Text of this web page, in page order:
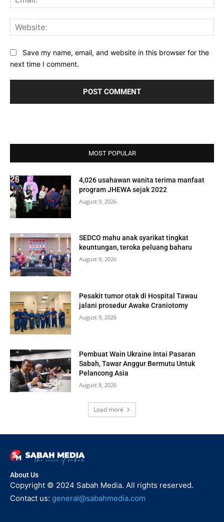
Save my name, email, and website in this browser for the
next time I comment.
MOST POPULAR
4,026 usahawan wanita terima manfaat
program JHEWA sejak 2022
August 9, 2026
SEDCO mahu anak syarikat tingkat
keuntungan, teroka peluang baharu
August 9, 2026
Pesakit tumor otak di Hospital Tawau
jalani prosedur Awake Craniotomy
August 9, 2026
Pembuat Wain Ukraine Intai Pasaran
Sabah, Tawar Anggur Bermutu Untuk
Pelancong Asia
August 8, 2026
Load more
About Us
Copyright © 2024 Sabah Media. All rights reserved.
Contact us: general@sabahmedia.com